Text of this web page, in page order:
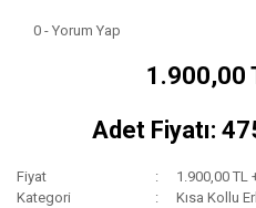
0 - Yorum Yap
1.900,00
Adet Fiyatı:
Fiyat
1.900,00 TL
Kategori
Kısa Kollu